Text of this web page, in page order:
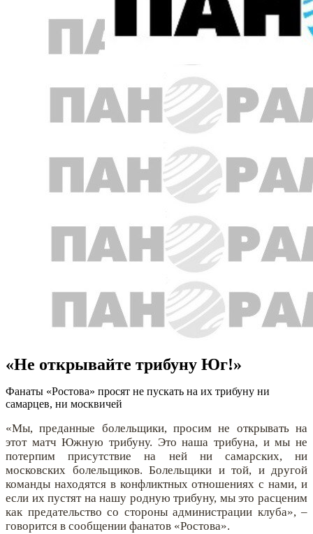
«Не открывайте трибуну Юг!»
Фанаты «Ростова» просят не пускать на их трибуну ни
самарцев, ни москвичей
«Мы, преданные болельщики, просим не открывать на
этот матч Южную трибуну. Это наша трибуна, и мы не
потерпим присутствие на ней ни самарских, ни
московских болельщиков. Болельщики и той, и другой
команды находятся в конфликтных отношениях с нами, и
если их пустят на нашу родную трибуну, мы это расценим
как предательство со стороны администрации клуба», –
говорится в сообщении фанатов «Ростова».